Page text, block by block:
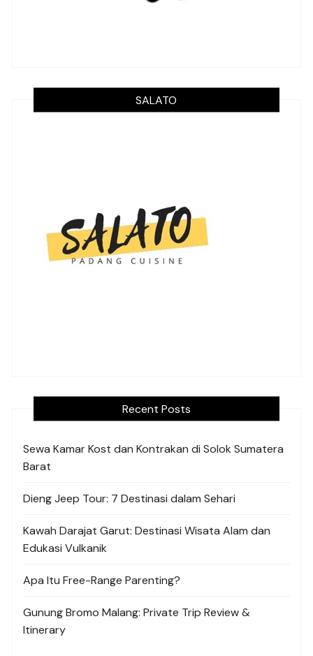
SALATO
Recent Posts
Sewa Kamar Kost dan Kontrakan di Solok Sumatera
Barat
Dieng Jeep Tour: 7 Destinasi dalam Sehari
Kawah Darajat Garut: Destinasi Wisata Alam dan
Edukasi Vulkanik
Apa Itu Free-Range Parenting?
Gunung Bromo Malang: Private Trip Review &
Itinerary